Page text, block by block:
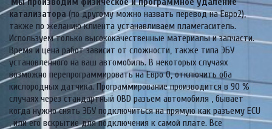
катализатора (по другому можно назвать перевод на Евро2),
также по желанию клиента устанавливаем пламегаситель.
Используем только высококачественные материалы и запчасти.
Время и цена работ зависит от сложности, также типа ЭБУ
установленного на ваш автомобиль. В некоторых случаях
возможно перепрограммировать на Евро 0, отключить оба
кислородных датчика. Программирование производится в 90 %
случаях через стандартный OBD разъем автомобиля , бывает
когда нужно снять ЭБУ подключиться на прямую как разъему ECU
, или его вскрытие для подключения к самой плате. Все